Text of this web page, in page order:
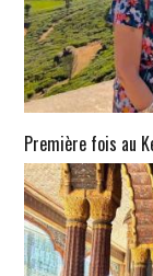
Première fois au